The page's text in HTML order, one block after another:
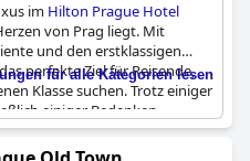
im Hilton Prague Hotel
von Prag liegt. Mit
und den erstklassigen
perfekte Ziel für Reisende,
Klasse suchen. Trotz einiger
einiger Bedenken
Zimmergröße, schwärmen
und dem 5-Sterne-
für alle Kategorien lesen